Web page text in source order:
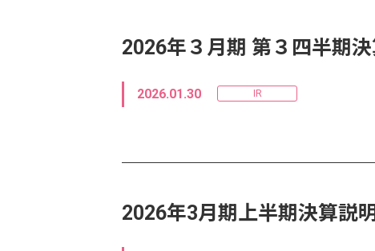
2026年３月期 第３四半期
2026.01.30 IR
2026年3月期上半期決算説